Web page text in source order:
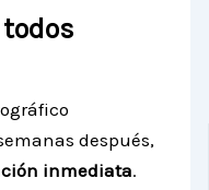
después,
inmediata.